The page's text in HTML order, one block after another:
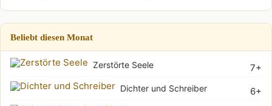
Beliebt diesen Monat
7+
Zerstörte Seele
6+
Dichter und Schreiber